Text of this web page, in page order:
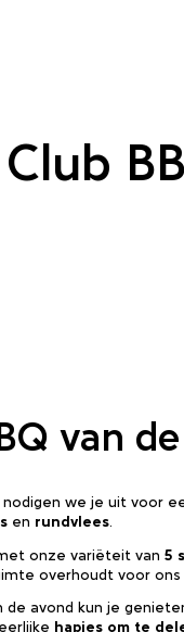
van
nodigen we je uit voor
en rundvlees.
onze variëteit van 5
overhoudt voor ons
avond kun je
hapjes om te